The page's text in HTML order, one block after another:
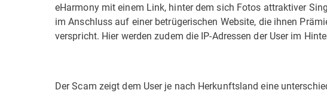
eHarmony mit einem Link, hinter dem sich Fotos attraktiver
im Anschluss auf einer betrügerischen Website, die ihnen
verspricht. Hier werden zudem die IP-Adressen der User im
Der Scam zeigt dem User je nach Herkunftsland eine